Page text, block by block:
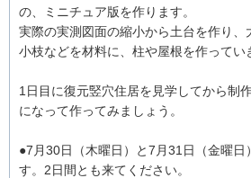
の、ミニチュア版を作ります。
実際の実測図面の縮小から土台を作り、
小枝などを材料に、柱や屋根を作ってい
1日目に復元竪穴住居を見学してから制
になって作ってみましょう。
●7月30日（木曜日）と7月31日（金曜日
す。2日間とも来てください。